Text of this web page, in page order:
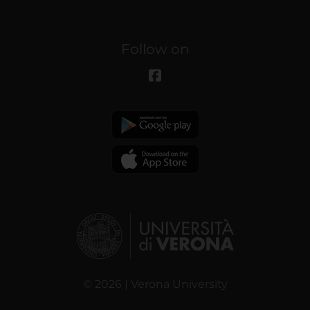
Follow on
© 2026 | Verona University